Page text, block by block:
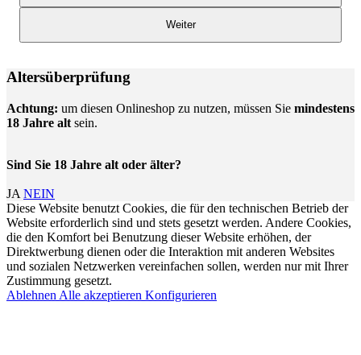
Weiter
Altersüberprüfung
Achtung: um diesen Onlineshop zu nutzen, müssen Sie mindestens
18 Jahre alt sein.
Sind Sie 18 Jahre alt oder älter?
JA NEIN
Diese Website benutzt Cookies, die für den technischen Betrieb der
Website erforderlich sind und stets gesetzt werden. Andere Cookies,
die den Komfort bei Benutzung dieser Website erhöhen, der
Direktwerbung dienen oder die Interaktion mit anderen Websites
und sozialen Netzwerken vereinfachen sollen, werden nur mit Ihrer
Zustimmung gesetzt.
Ablehnen Alle akzeptieren Konfigurieren